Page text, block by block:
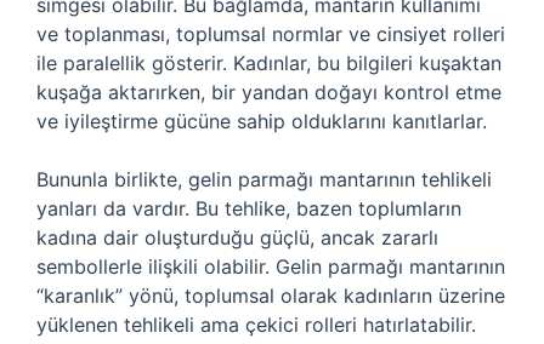
simgesi olabilir. Bu bağlamda, mantarın kullanımı
ve toplanması, toplumsal normlar ve cinsiyet rolleri
ile paralellik gösterir. Kadınlar, bu bilgileri kuşaktan
kuşağa aktarırken, bir yandan doğayı kontrol etme
ve iyileştirme gücüne sahip olduklarını kanıtlarlar.
Bununla birlikte, gelin parmağı mantarının tehlikeli
yanları da vardır. Bu tehlike, bazen toplumların
kadına dair oluşturduğu güçlü, ancak zararlı
sembollerle ilişkili olabilir. Gelin parmağı mantarının
“karanlık” yönü, toplumsal olarak kadınların üzerine
yüklenen tehlikeli ama çekici rolleri hatırlatabilir.